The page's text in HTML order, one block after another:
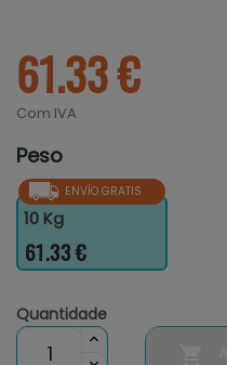
61.33 €
Com IVA
Peso
ENVÍO GRATIS
10 Kg
61.33 €
Quantidade